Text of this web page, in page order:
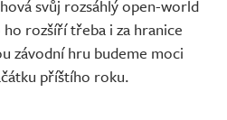
svůj rozsáhlý open-world
rozšíří třeba i za hranice
závodní hru budeme moci
příštího roku.